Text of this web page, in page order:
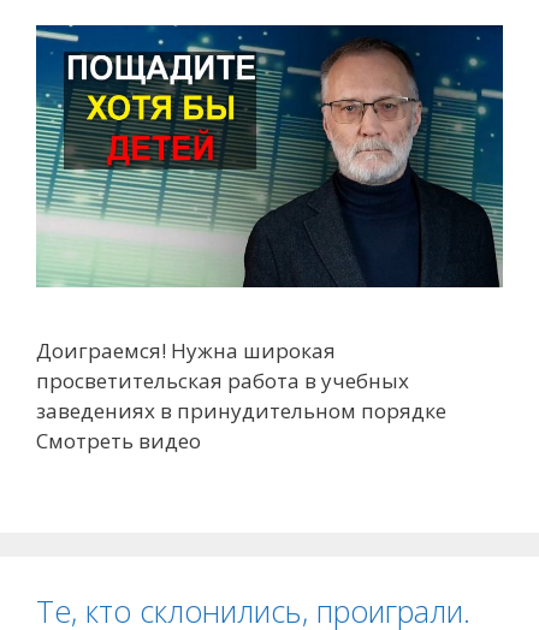
Доиграемся! Нужна широкая
просветительская работа в учебных
заведениях в принудительном порядке
Смотреть видео
Те, кто склонились, проиграли.